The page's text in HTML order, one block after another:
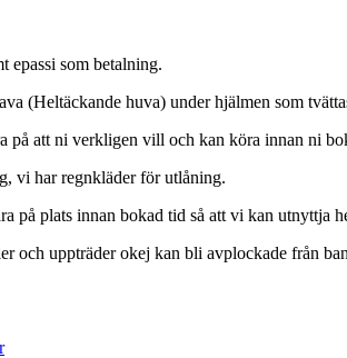
epassi som betalning.
(Heltäckande huva) under hjälmen som
på att ni verkligen vill och kan köra innan ni
vi har regnkläder för utlåning.
på plats innan bokad tid så att vi kan utnyttja
och uppträder okej kan bli avplockade från